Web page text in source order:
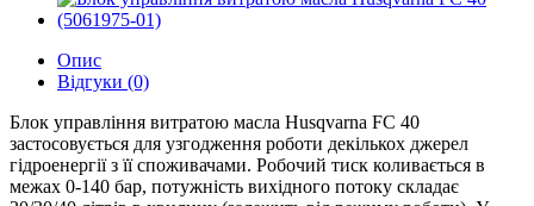
Опис
Відгуки (0)
Блок управління витратою масла Husqvarna FC 40
застосовується для узгодження роботи декількох джерел
гідроенергії з її споживачами. Робочий тиск коливається в
межах 0-140 бар, потужність вихідного потоку складає